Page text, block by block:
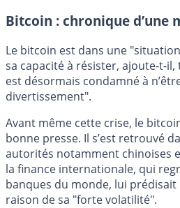
Bitcoin : chronique d’une
Le bitcoin est dans une
sa capacité à résister, ajoute-t-il,
est désormais condamné à
divertissement".
Avant même cette crise, le
bonne presse. Il s’est retrouvé
autorités notamment chinoises
la finance internationale, qui
banques du monde, lui
raison de sa "forte volatilité".